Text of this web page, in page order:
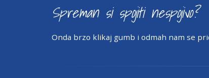
Spreman si spojiti nespojivo?
Onda brzo klikaj gumb i odmah nam se